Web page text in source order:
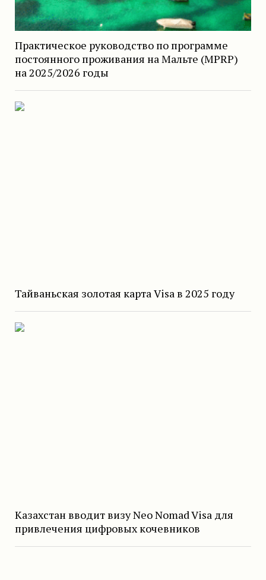
Практическое руководство по программе
постоянного проживания на Мальте (MPRP)
на 2025/2026 годы
Тайваньская золотая карта Visa в 2025 году
Казахстан вводит визу Neo Nomad Visa для
привлечения цифровых кочевников